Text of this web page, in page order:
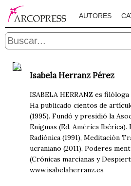
AUTORES
Isabela Herranz Pérez
ISABELA HERRANZ es
Ha publicado cientos de
(1995). Fundó y presidió la
Enigmas (Ed. América
Radiónica (1991), Meditación
ucraniano (2011), Poderes
(Crónicas marcianas y
www.isabelaherranz.es